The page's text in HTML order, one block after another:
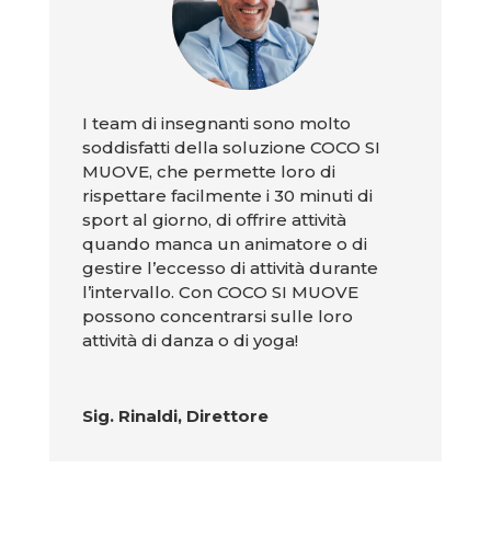
I team di insegnanti sono molto
soddisfatti della soluzione COCO SI
MUOVE, che permette loro di
rispettare facilmente i 30 minuti di
sport al giorno, di offrire attività
quando manca un animatore o di
gestire l’eccesso di attività durante
l’intervallo. Con COCO SI MUOVE
possono concentrarsi sulle loro
attività di danza o di yoga!
Sig. Rinaldi, Direttore